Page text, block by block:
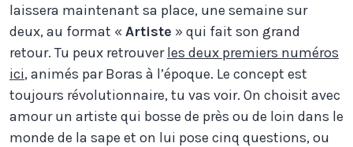
laissera maintenant sa place, une semaine sur
deux, au format «Artiste » qui fait son grand
retour. Tu peux retrouverles deux premiers numéros
ici, animés par Boras à l’époque. Le concept est
toujours révolutionnaire, tu vas voir. On choisit avec
amour un artiste qui bosse de près ou de loin dans le
monde de la sape et on lui pose cinq questions, ou